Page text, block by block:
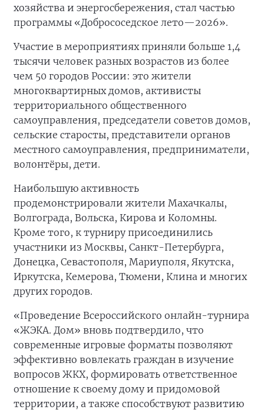
хозяйства и энергосбережения, стал частью
программы «Добрососедское лето—2026».
Участие в мероприятиях приняли больше 1,4
тысячи человек разных возрастов из более
чем 50 городов России: это жители
многоквартирных домов, активисты
территориального общественного
самоуправления, председатели советов домов,
сельские старосты, представители органов
местного самоуправления, предприниматели,
волонтёры, дети.
Наибольшую активность
продемонстрировали жители Махачкалы,
Волгограда, Вольска, Кирова и Коломны.
Кроме того, к турниру присоединились
участники из Москвы, Санкт-Петербурга,
Донецка, Севастополя, Мариуполя, Якутска,
Иркутска, Кемерова, Тюмени, Клина и многих
других городов.
«Проведение Всероссийского онлайн-турнира
«ЖЭКА. Дом» вновь подтвердило, что
современные игровые форматы позволяют
эффективно вовлекать граждан в изучение
вопросов ЖКХ, формировать ответственное
отношение к своему дому и придомовой
территории, а также способствуют развитию